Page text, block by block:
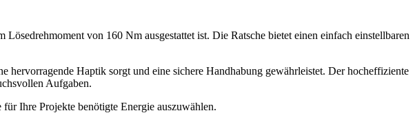
von 160 Nm ausgestattet ist. Die Ratsche bietet einen einfach einstellbaren
Haptik sorgt und eine sichere Handhabung gewährleistet. Der hocheffiziente
Aufgaben.
Ihre Projekte benötigte Energie auszuwählen.